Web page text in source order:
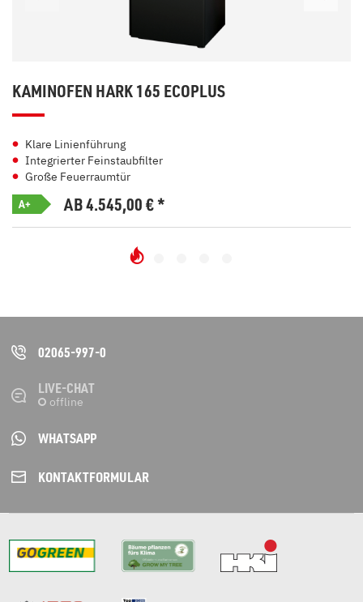
KAMINOFEN HARK 165 ECOPLUS
Klare Linienführung
Integrierter Feinstaubfilter
Große Feuerraumtür
A+ AB 4.545,00€*
02065-997-0
LIVE-CHAT
WHATSAPP
KONTAKT­FORMULAR